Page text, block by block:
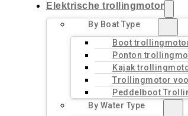
Elektrische trollingmotor
By Boat Type
Boot
Ponton
Kajak
Trollingmotor
Peddelboot
By Water Type